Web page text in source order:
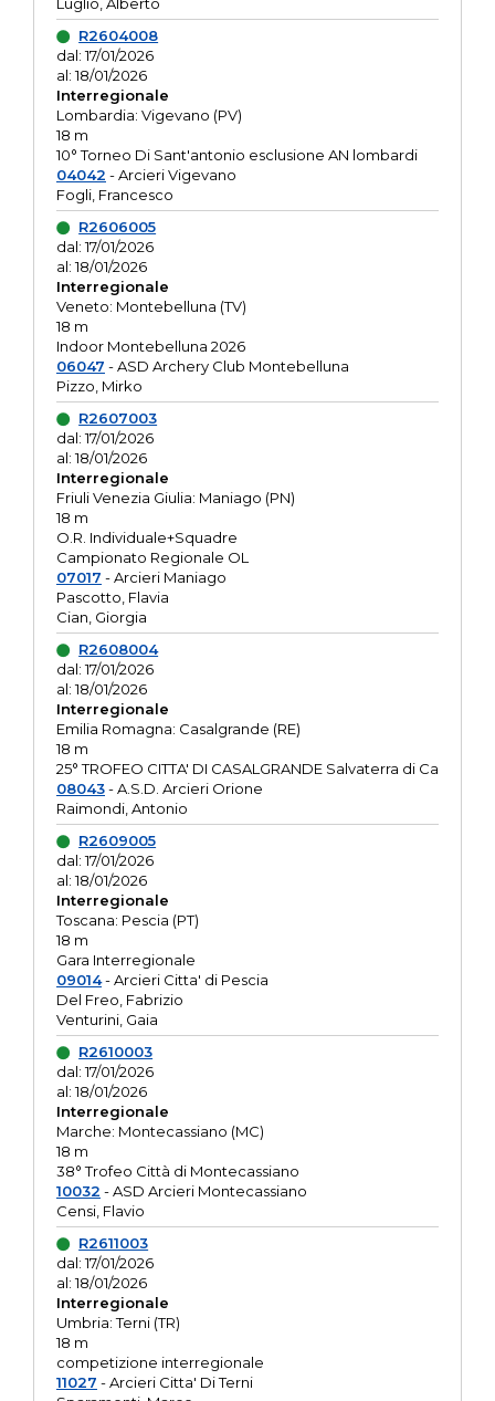
R2604008
dal: 17/01/2026
al: 18/01/2026
Interregionale
Lombardia: Vigevano (PV)
18 m
10° Torneo Di Sant'antonio esclusione AN lombardi
04042 - Arcieri Vigevano
Fogli, Francesco
R2606005
dal: 17/01/2026
al: 18/01/2026
Interregionale
Veneto: Montebelluna (TV)
18 m
Indoor Montebelluna 2026
06047 - ASD Archery Club Montebelluna
Pizzo, Mirko
R2607003
dal: 17/01/2026
al: 18/01/2026
Interregionale
Friuli Venezia Giulia: Maniago (PN)
18 m
O.R. Individuale+Squadre
Campionato Regionale OL
07017 - Arcieri Maniago
Pascotto, Flavia
Cian, Giorgia
R2608004
dal: 17/01/2026
al: 18/01/2026
Interregionale
Emilia Romagna: Casalgrande (RE)
18 m
25° TROFEO CITTA' DI CASALGRANDE Salvaterra di Ca
08043- A.S.D. Arcieri Orione
Raimondi, Antonio
R2609005
dal: 17/01/2026
al: 18/01/2026
Interregionale
Toscana: Pescia (PT)
18 m
Gara Interregionale
09014- Arcieri Citta' di Pescia
Del Freo, Fabrizio
Venturini, Gaia
R2610003
dal: 17/01/2026
al: 18/01/2026
Interregionale
Marche: Montecassiano (MC)
18 m
38° Trofeo Città di Montecassiano
10032 - ASD Arcieri Montecassiano
Censi, Flavio
R2611003
dal: 17/01/2026
al: 18/01/2026
Interregionale
Umbria: Terni (TR)
18 m
competizione interregionale
11027 - Arcieri Citta' Di Terni